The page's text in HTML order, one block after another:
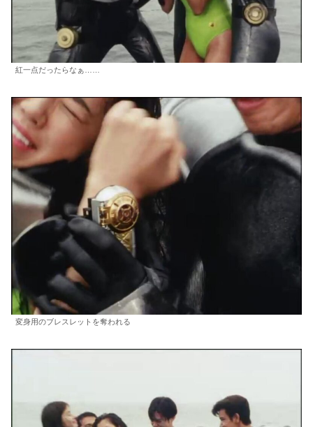
紅一点だったらなぁ……
変身用のブレスレットを奪われる